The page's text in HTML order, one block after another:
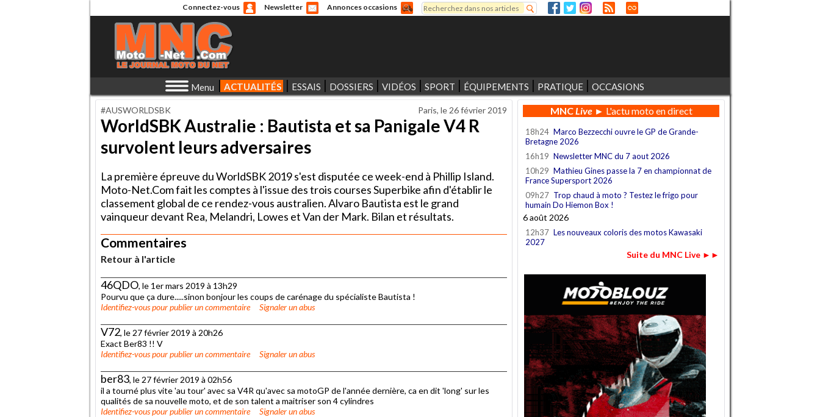
Connectez-vous Newsletter Annonces occasions
Formulaire de recherche
Rechercher
Menu ACTUALITÉS ESSAIS DOSSIERS VIDÉOS SPORT ÉQUIPEMENTS PRATIQUE OCCASIONS
#AUSWORLDSBK Paris, le 26 février 2019
WorldSBK Australie : Bautista et sa Panigale V4 R
survolent leurs adversaires
La première épreuve du WorldSBK 2019 s'est disputée ce week-end à Phillip Island.
Moto-Net.Com fait les comptes à l'issue des trois courses Superbike afin d'établir le
classement global de ce rendez-vous australien. Alvaro Bautista est le grand
vainqueur devant Rea, Melandri, Lowes et Van der Mark. Bilan et résultats.
Commentaires
Retour à l'article
46QDO, le 1er mars 2019 à 13h29
Pourvu que ça dure.....sinon bonjour les coups de carénage du spécialiste Bautista !
Identifiez-vouspour publier un commentaire Signaler un abus
V72, le 27 février 2019 à 20h26
Exact Ber83 !! V
Identifiez-vouspour publier un commentaire Signaler un abus
ber83, le 27 février 2019 à 02h56
il a tourné plus vite 'au tour' avec sa V4R qu'avec sa motoGP de l'année dernière, ca en dit 'long' sur les
qualités de sa nouvelle moto, et de son talent a maitriser son 4 cylindres
Identifiez-vouspour publier un commentaire Signaler un abus
MNCLive► L'actu moto en direct
18h24 Marco Bezzecchi ouvre le GP de Grande-
Bretagne 2026
16h19 Newsletter MNC du 7 aout 2026
10h29 Mathieu Gines passe la 7 en championnat de
France Supersport 2026
09h27 Trop chaud à moto ? Testez le frigo pour
humain Do Hiemon Box !
6 août 2026
12h37 Les nouveaux coloris des motos Kawasaki
2027
Suite du MNC Live ►►